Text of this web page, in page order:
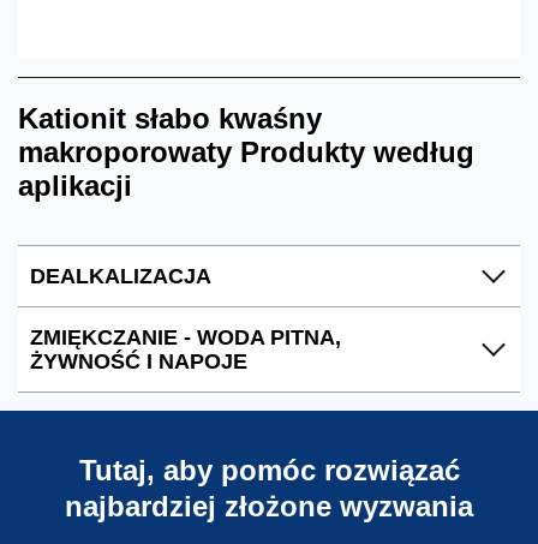
Kationit słabo kwaśny
makroporowaty Produkty według
aplikacji
DEALKALIZACJA
C107E/4752
poliakrylowy makroporowaty, żywica kationitowa
ZMIĘKCZANIE - WODA PITNA,
ŻYWNOŚĆ I NAPOJE
poliakrylowy makroporowaty, żywica kationitowa
słabo kwaśna, nieregeneraowalne, uziarnienie do
Tutaj, aby pomóc rozwiązać
najbardziej złożone wyzwania